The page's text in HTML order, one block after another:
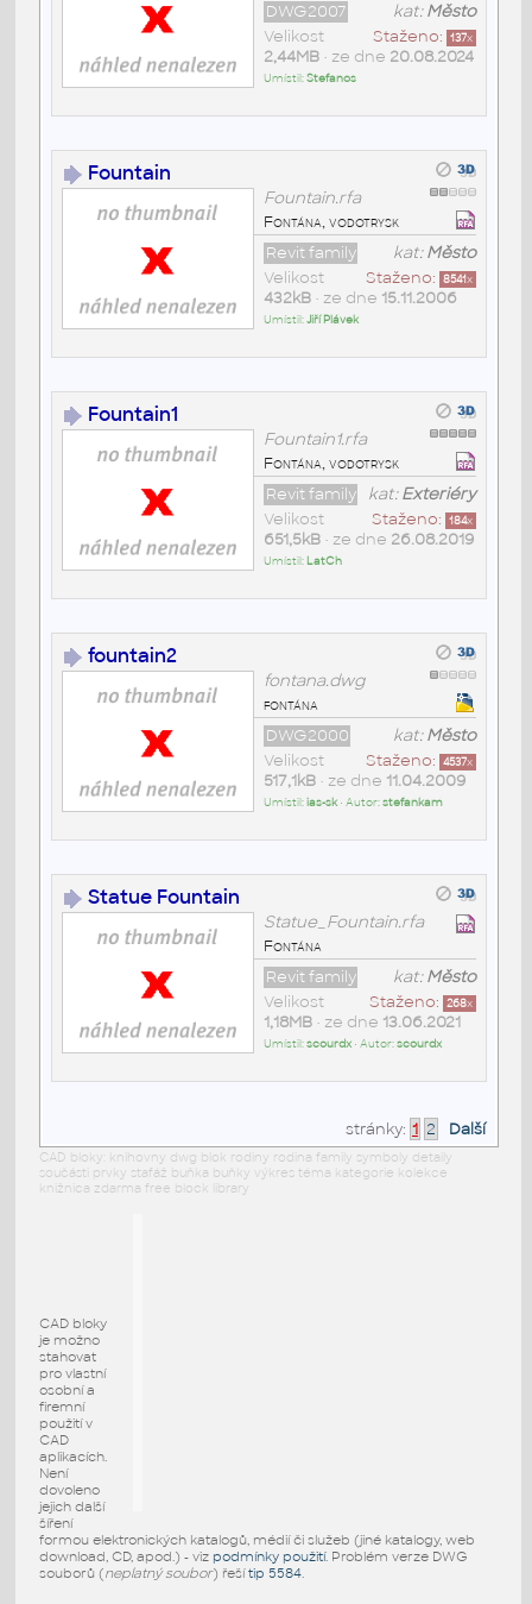
kat:Město
DWG2007
Staženo: 137x
Velikost
2,44MB• ze dne 20.08.2024
Umístil:Stefanos
Fountain
Fountain.rfa
Fontána, vodotrysk
kat:Město
Revit family
Staženo: 8541x
Velikost
432kB• ze dne 15.11.2006
Umístil:Jiří Plávek
Fountain1
Fountain1.rfa
Fontána, vodotrysk
kat:Exteriéry
Revit family
Staženo: 184x
Velikost
651,5kB• ze dne 26.08.2019
Umístil: LatCh
fountain2
fontana.dwg
fontána
kat:Město
DWG2000
Staženo: 4537x
Velikost
517,1kB• ze dne 11.04.2009
Umístil:ias-sk• Autor:stefankam
Statue Fountain
Statue_Fountain.rfa
Fontána
kat:Město
Revit family
Staženo: 268x
Velikost
1,18MB• ze dne 13.06.2021
Umístil:scourdx• Autor:scourdx
stránky: 1 2 Další
CAD bloky: knihovny dwg blok rodiny rodina family symboly detaily
součásti prvky stafáž buňka buňky výkres téma kategorie kolekce
knižnica zdarma free block library
CAD bloky
je možno
stahovat
pro vlastní
osobní a
firemní
použití v
CAD
aplikacích.
Není
dovoleno
jejich další
šíření
formou elektronických katalogů, médií či služeb (jiné katalogy, web
download, CD, apod.) - viz podmínky použití. Problém verze DWG
souborů (neplatný soubor) řešítip 5584.